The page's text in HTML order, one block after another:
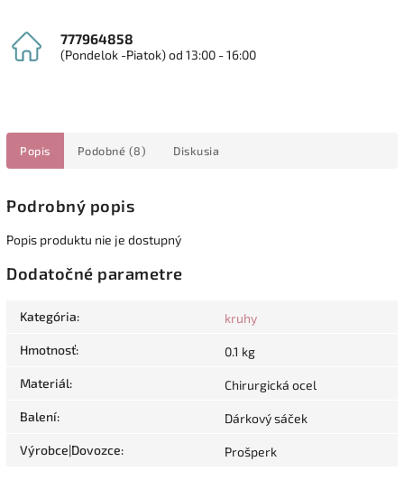
777964858
(Pondelok -Piatok) od 13:00 - 16:00
Popis Podobné (8) Diskusia
Podrobný popis
Popis produktu nie je dostupný
Dodatočné parametre
Kategória: kruhy
Hmotnosť: 0.1 kg
Materiál: Chirurgická ocel
Balení: Dárkový sáček
Výrobce|Dovozce: Prošperk